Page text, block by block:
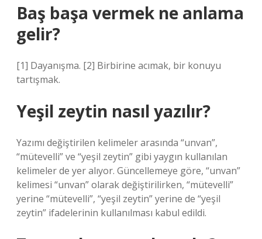
Baş başa vermek ne anlama
gelir?
[1] Dayanışma. [2] Birbirine acımak, bir konuyu
tartışmak.
Yeşil zeytin nasıl yazılır?
Yazımı değiştirilen kelimeler arasında “unvan”,
“mütevelli” ve “yeşil zeytin” gibi yaygın kullanılan
kelimeler de yer alıyor. Güncellemeye göre, “unvan”
kelimesi “unvan” olarak değiştirilirken, “mütevelli”
yerine “mütevelli”, “yeşil zeytin” yerine de “yeşil
zeytin” ifadelerinin kullanılması kabul edildi.